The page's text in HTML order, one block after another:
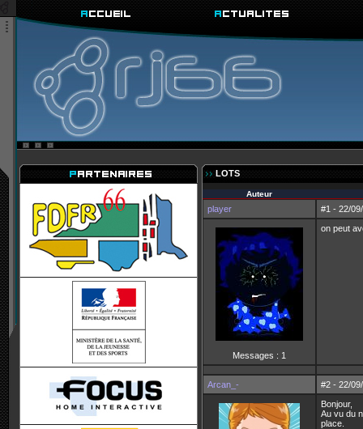
LOTS
Auteur
player #1 - 22/
Messages : 1
on peut
Arcan_- #2 - 22/
Bonjour,
Au vu du
place.